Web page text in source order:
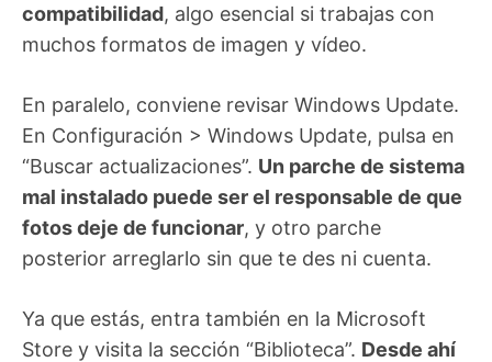
compatibilidad, algo esencial si trabajas con
muchos formatos de imagen y vídeo.
En paralelo, conviene revisar Windows Update.
En Configuración > Windows Update, pulsa en
“Buscar actualizaciones”. Un parche de sistema
mal instalado puede ser el responsable de que
fotos deje de funcionar, y otro parche
posterior arreglarlo sin que te des ni cuenta.
Ya que estás, entra también en la Microsoft
Store y visita la sección “Biblioteca”. Desde ahí